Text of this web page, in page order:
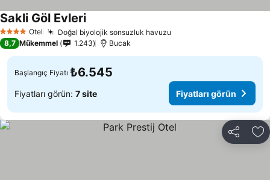
4 Yıldız Otel Doğal biyolojik sonsuzluk havuzu
Sakli Göl Evleri
8,7 Mükemmel 1.243 Bucak
Başlangıç Fiyatı ₺6.545
Fiyatları görün: 7 site Fiyatları görün
Paylaş